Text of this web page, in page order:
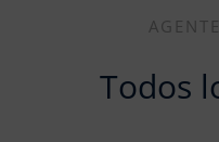
Todos